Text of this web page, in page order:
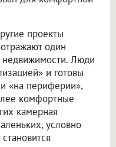
проекты
один
недвижимости. Люди
и готовы
«на периферии»,
комфортные
камерная
условно